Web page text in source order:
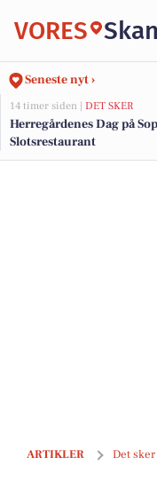
VORES
Seneste nyt ›
14 timer siden | DET SKER
Herregårdenes Dag på
Slotsrestaurant
ARTIKLER Det sker
Klovneløbet i Veng: